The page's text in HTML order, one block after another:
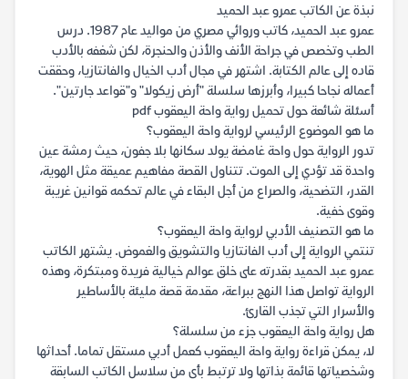
نبذة عن الكاتب عمرو عبد الحميد
عمرو عبد الحميد، كاتب وروائي مصري من مواليد عام 1987. درس
الطب وتخصص في جراحة الأنف والأذن والحنجرة، لكن شغفه بالأدب
قاده إلى عالم الكتابة. اشتهر في مجال أدب الخيال والفانتازيا، وحققت
أعماله نجاحا كبيرا، وأبرزها سلسلة "أرض زيكولا" و"قواعد جارتين".
أسئلة شائعة حول تحميل رواية واحة اليعقوب pdf
ما هو الموضوع الرئيسي لرواية واحة اليعقوب؟
تدور الرواية حول واحة غامضة يولد سكانها بلا جفون، حيث رمشة عين
واحدة قد تؤدي إلى الموت. تتناول القصة مفاهيم عميقة مثل الهوية،
القدر، التضحية، والصراع من أجل البقاء في عالم تحكمه قوانين غريبة
وقوى خفية.
ما هو التصنيف الأدبي لرواية واحة اليعقوب؟
تنتمي الرواية إلى أدب الفانتازيا والتشويق والغموض. يشتهر الكاتب
عمرو عبد الحميد بقدرته على خلق عوالم خيالية فريدة ومبتكرة، وهذه
الرواية تواصل هذا النهج ببراعة، مقدمة قصة مليئة بالأساطير
والأسرار التي تجذب القارئ.
هل رواية واحة اليعقوب جزء من سلسلة؟
لا، يمكن قراءة رواية واحة اليعقوب كعمل أدبي مستقل تماما. أحداثها
وشخصياتها قائمة بذاتها ولا ترتبط بأي من سلاسل الكاتب السابقة